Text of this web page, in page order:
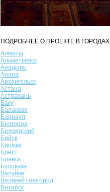
ПОДРОБНЕЕ О ПРОЕКТЕ В
Алматы
Альметьевск
Анадырь
Анапа
Архангельск
Астана
Астрахань
Баку
Балаково
Барнаул
Белгород
Белоярский
Бийск
Бишкек
Брест
Брянск
Бугульма
Валуйки
Великий Новгород
Витебск